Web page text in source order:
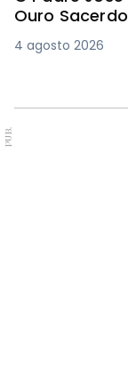
Ouro
4 agosto 2026
PUB.